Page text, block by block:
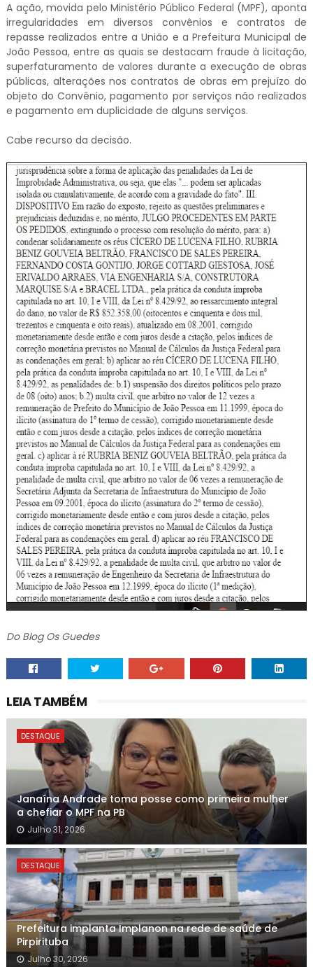
A ação, movida pelo Ministério Público Federal (MPF), aponta
irregularidades em diversos convênios e contratos de
repasse realizados entre a União e a Prefeitura Municipal de
João Pessoa, entre as quais se destacam fraude à licitação,
superfaturamento de valores durante a execução de obras
públicas, alterações nos contratos de obras em prejuízo do
objeto do Convênio, pagamento por serviços não realizados
e pagamento em duplicidade de alguns serviços.
Cabe recurso da decisão.
Do Blog Os Guedes
LEIA TAMBÉM
DESTAQUE
Janaína Andrade toma posse como primeira mulher
a chefiar o MPF na PB
Julho 31, 2026
DESTAQUE
Prefeitura implanta Implanon na rede de saúde de
Pirpirituba
Julho 30, 2026